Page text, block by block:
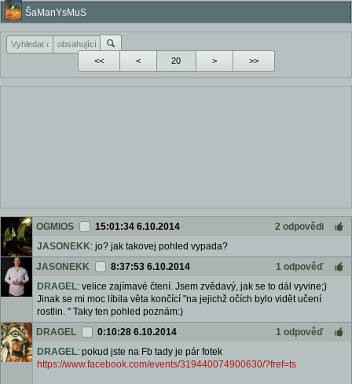
ŠaManYsMuS
<< < > >>
OGMIOS 15:01:34 6.10.2014
2 odpovědi
JASONEKK: jo? jak takovej pohled vypada?
JASONEKK
8:37:53 6.10.2014
1 odpověď
DRAGEL: velice zajímavé čtení. Jsem zvědavý, jak se to dál vyvine;)
Jinak se mi moc líbila věta končící "na jejichž očích bylo vidět učení
rostlin. " Taky ten pohled poznám:)
DRAGEL
0:10:28 6.10.2014
1 odpověď
DRAGEL: pokud jste na Fb tady je pár fotek
https://www.facebook.com/events/319440074900630/?fref=ts